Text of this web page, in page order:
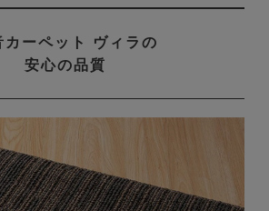
カーペット ヴィラの
安心の品質